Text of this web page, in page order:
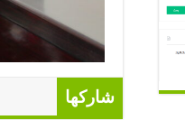
شاركها